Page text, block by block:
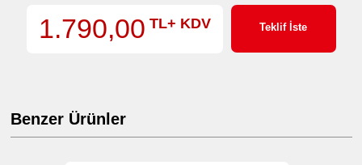
1.790,00 TL+ KDV Teklif İste
Benzer Ürünler